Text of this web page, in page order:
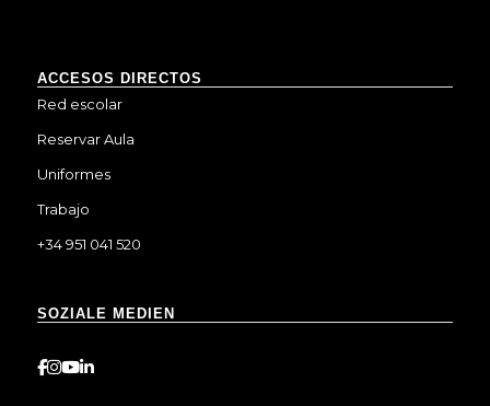
ACCESOS DIRECTOS
Red escolar
Reservar Aula
Uniformes
Trabajo
+34 951 041 520
SOZIALE MEDIEN